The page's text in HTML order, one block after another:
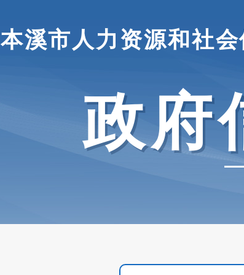
本溪市人力资源和社会
政府